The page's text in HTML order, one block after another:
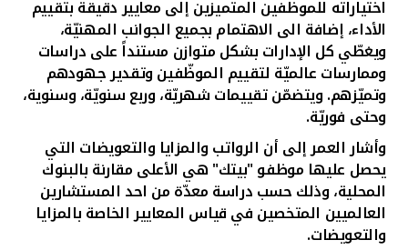
اختياراته للموظفين المتميزين إلى معايير دقيقة بتقييم
الأداء، إضافة الى الاهتمام بجميع الجوانب المهنيّة،
ويغطّي كل الإدارات بشكل متوازن مستنداً على دراسات
وممارسات عالميّة لتقييم الموظّفين وتقدير جهودهم
وتميّزهم. ويتضمّن تقييمات شهريّة، وربع سنويّة، وسنوية،
وحتى فوريّة.
وأشار العمر إلى أن الرواتب والمزايا والتعويضات التي
يحصل عليها موظفو "بيتك" هي الأعلى مقارنة بالبنوك
المحلية، وذلك حسب دراسة معدّة من احد المستشارين
العالميين المتخصين في قياس المعايير الخاصة بالمزايا
والتعويضات.